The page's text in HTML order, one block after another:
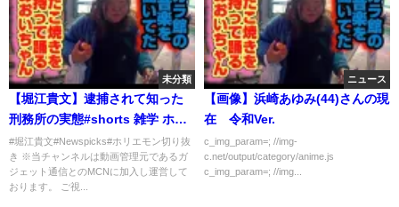
未分類
【堀江貴文】逮捕されて知った
刑務所の実態#shorts 雑学 ホリ
エモン 名言 切り抜き
Newspicks 青山龍星
#堀江貴文#Newspicks#ホリエモン切り抜
き ※当チャンネルは動画管理元であるガ
ジェット通信とのMCNに加入し運営して
おります。 ご視...
ニュース
【画像】浜崎あゆみ(44)さんの現
在 令和Ver.
c_img_param=; //img-
c.net/output/category/anime.js
c_img_param=; //img...